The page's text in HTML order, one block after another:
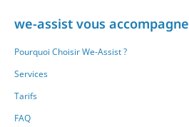
we-assist vous accompagne
Pourquoi Choisir We-Assist ?
Services
Tarifs
FAQ